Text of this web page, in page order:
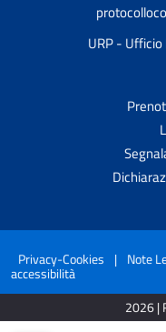
URP -
Privacy-Cookies | Note
accessibilità
2026 |